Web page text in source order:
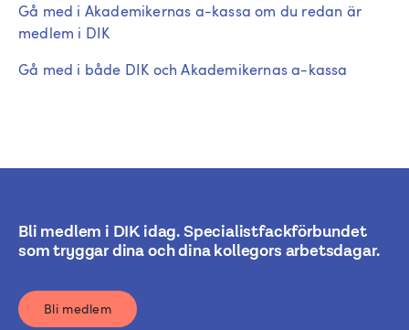
Gå med i Akademikernas a-kassa om du redan är
medlem i DIK
Gå med i både DIK och Akademikernas a-kassa
Bli medlem i DIK idag. Specialistfackförbundet
som tryggar dina och dina kollegors arbetsdagar.
Bli medlem